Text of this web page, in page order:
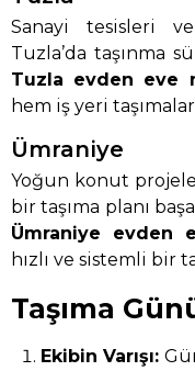
Sanayi tesisleri
Tuzla’da taşınma
Tuzla evden eve
hem iş yeri
Ümraniye
Yoğun konut
bir taşıma planı
Ümraniye evden
hızlı ve sistemli bir
Taşıma
Ekibin Varışı: